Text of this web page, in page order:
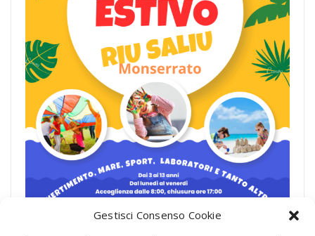
Gestisci Consenso Cookie